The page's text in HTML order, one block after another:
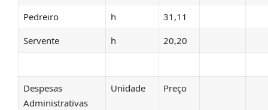
Pedreiro
h
31,11
Servente
h 20,20
Despesas
Administrativas
Unidade Preço